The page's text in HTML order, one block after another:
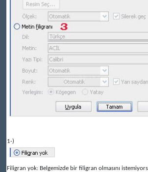
1-)
Filigran yok: Belgemizde bir filigran olmasını